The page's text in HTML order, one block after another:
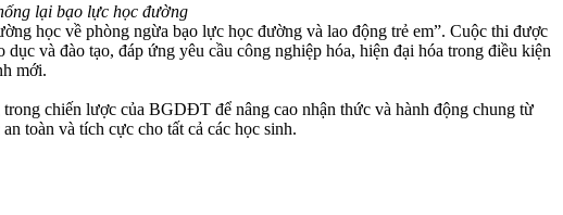
lại bạo lực học đường
học về phòng ngừa bạo lực học đường và lao động trẻ em”. Cuộc thi được
và đào tạo, đáp ứng yêu cầu công nghiệp hóa, hiện đại hóa trong điều kiện
mới.
chiến lược của BGDĐT để nâng cao nhận thức và hành động chung từ
toàn và tích cực cho tất cả các học sinh.